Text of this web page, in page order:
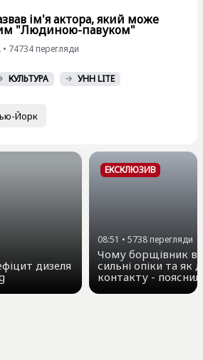
ім'я актора, який може
"Людиною-павуком"
74734 перегляди
КУЛЬТУРА УНН LITE
Йорк
дизеля
ЕКСКЛЮЗИВ
08:51 • 5738 перегляди
Чому борщівник
сильні опіки та як
контакту -